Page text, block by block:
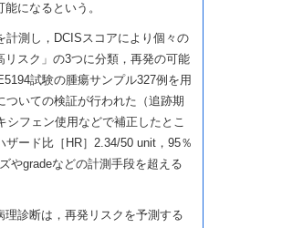
になるという。
測し，DCISスコアにより個々の
スク」の3つに分類，再発の可能
試験の腫瘍サンプル327例を用
いての検証が行われた（追跡期
フェン使用などで補正したとこ
ード比［HR］2.34/50 unit，95％
やgradeなどの計測手段を超える
診断は，再発リスクを予測する